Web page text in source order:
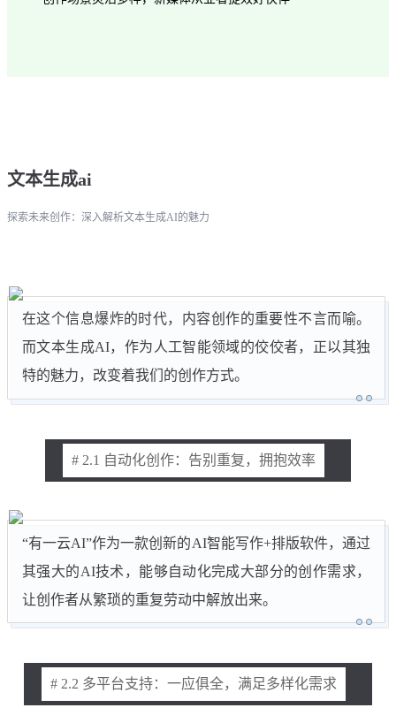
文本生成ai
探索未来创作：深入解析文本生成AI的魅力
在这个信息爆炸的时代，内容创作的重要性不言而喻。
而文本生成AI，作为人工智能领域的佼佼者，正以其独
特的魅力，改变着我们的创作方式。
# 2.1 自动化创作：告别重复，拥抱效率
“有一云AI”作为一款创新的AI智能写作+排版软件，通过
其强大的AI技术，能够自动化完成大部分的创作需求，
让创作者从繁琐的重复劳动中解放出来。
# 2.2 多平台支持：一应俱全，满足多样化需求